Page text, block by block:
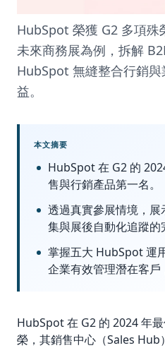
實
戰
經
驗
分
Jika
HubSpot 榮獲 G2 多項殊
未來商務展為例，拆解
HubSpot 無縫整合行銷
益。
本文摘要
HubSpot 在 G2 的
售與行銷產品第一名。
透過真實參展情境，
集與展後自動化追蹤的
掌握五大 HubSpot 運
企業有效管理潛在客戶
HubSpot 在 G2 的 2024 年
榮，其銷售中心（Sales